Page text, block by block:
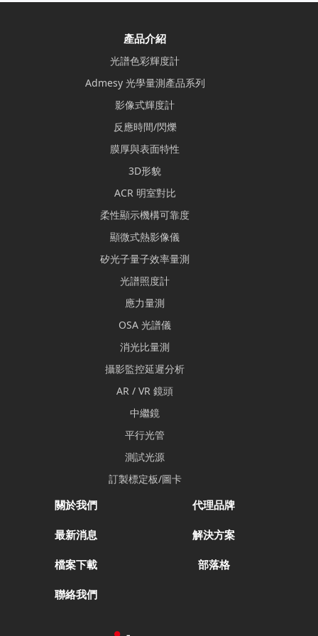
產品介紹
光譜色彩輝度計
Admesy 光學量測產品系列
影像式輝度計
反應時間/閃爍
膜厚與表面特性
3D形貌
ACR 明室對比
柔性顯示機構可靠度
顯微式熱影像儀
矽光子量子效率量測
光譜照度計
應力量測
OSA 光譜儀
消光比量測
攝影監控延遲分析
AR / VR 鏡頭
中繼鏡
平行光管
測試光源
訂製標定板/圖卡
關於我們 代理品牌
最新消息 解決方案
檔案下載 部落格
聯絡我們